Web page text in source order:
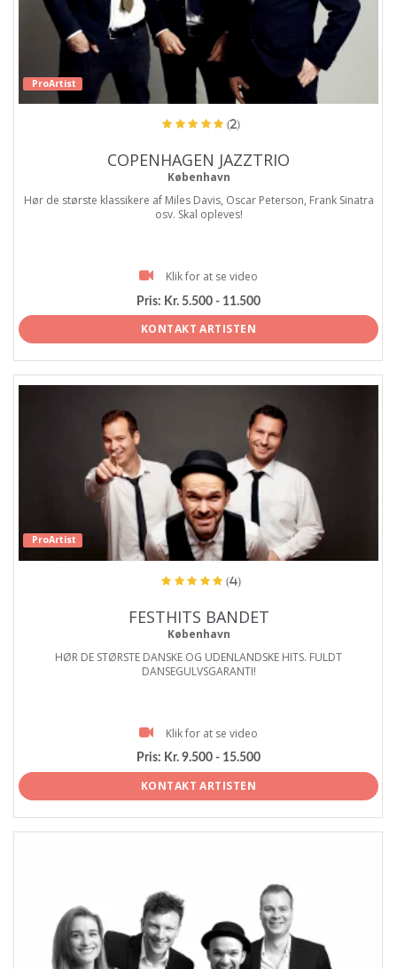
ProArtist
(2)
COPENHAGEN JAZZTRIO
København
Hør de største klassikere af Miles Davis, Oscar Peterson, Frank Sinatra
osv. Skal opleves!
Klik for at se video
Pris: Kr. 5.500 - 11.500
KONTAKT ARTISTEN
ProArtist
(4)
FESTHITS BANDET
København
HØR DE STØRSTE DANSKE OG UDENLANDSKE HITS. FULDT
DANSEGULVSGARANTI!
Klik for at se video
Pris: Kr. 9.500 - 15.500
KONTAKT ARTISTEN